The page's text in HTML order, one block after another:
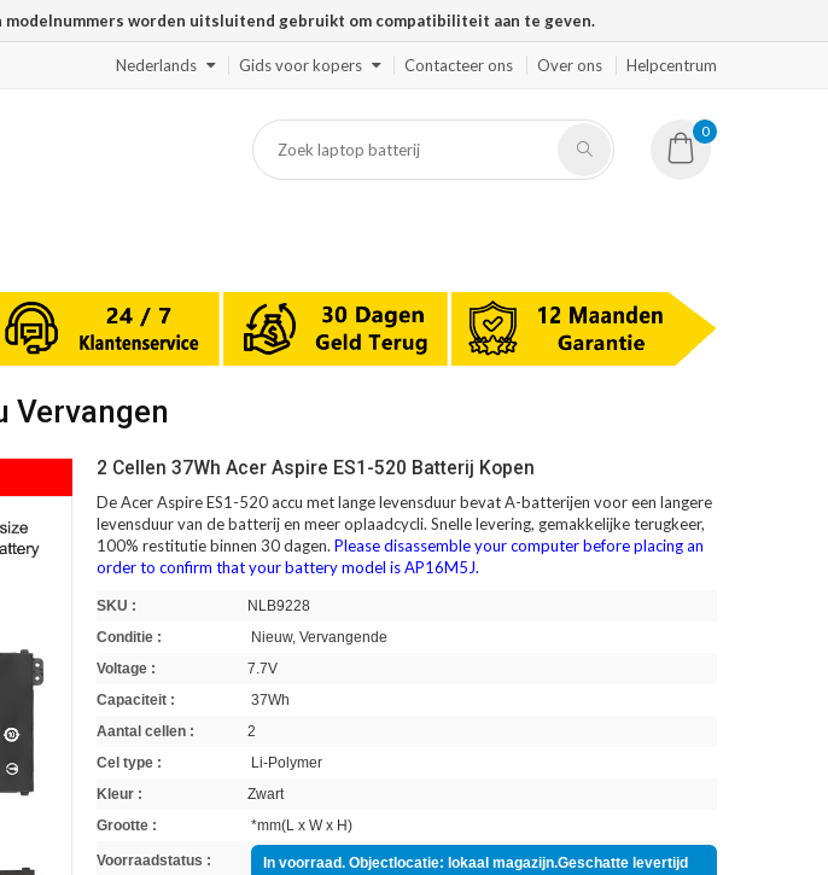
worden uitsluitend gebruikt om compatibiliteit aan te geven.
Nederlands Gids voor kopers Contacteer ons Over ons Helpcentrum
0
Vervangen
2 Cellen 37Wh Acer Aspire ES1-520 Batterij Kopen
De Acer Aspire ES1-520 accu met lange levensduur bevat A-batterijen voor een langere
levensduur van de batterij en meer oplaadcycli. Snelle levering, gemakkelijke terugkeer,
100% restitutie binnen 30 dagen.Please disassemble your computer before placing an
order to confirm that your battery model is AP16M5J.
SKU :
NLB9228
Conditie :
Nieuw, Vervangende
Voltage :
7.7V
Capaciteit :
37Wh
Aantal cellen :
2
Cel type :
Li-Polymer
Kleur :
Zwart
Grootte :
*mm(L x W x H)
Voorraadstatus :
In voorraad. Objectlocatie: lokaal magazijn.Geschatte levertijd